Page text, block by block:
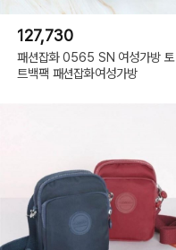
127,730
패션잡화 0565 SN 여성가방 토
트백팩 패션잡화여성가방